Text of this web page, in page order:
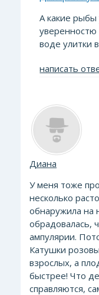
А какие рыбы
уверенностю
воде улитки
написать
Диана
У меня тоже
несколько
обнаружила на
обрадовалась,
ампулярии.
Катушки
взрослых, а
быстрее! Что
справляются,